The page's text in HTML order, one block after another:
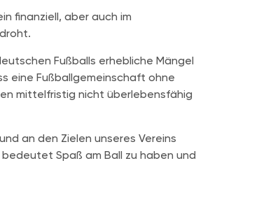
finanziell, aber auch im
Fußballs erhebliche Mängel
eine Fußballgemeinschaft ohne
mittelfristig nicht überlebensfähig
an den Zielen unseres Vereins
Spaß am Ball zu haben und